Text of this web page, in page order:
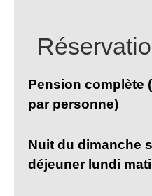
Pension complète
par personne)
Nuit du dimanche
déjeuner lundi